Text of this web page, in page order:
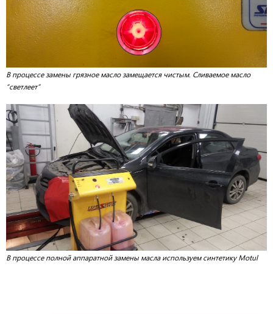
В процессе замены грязное масло замещается чистым. Сливаемое масло
“светлеет”
В процессе полной аппаратной замены масла используем синтетику Motul